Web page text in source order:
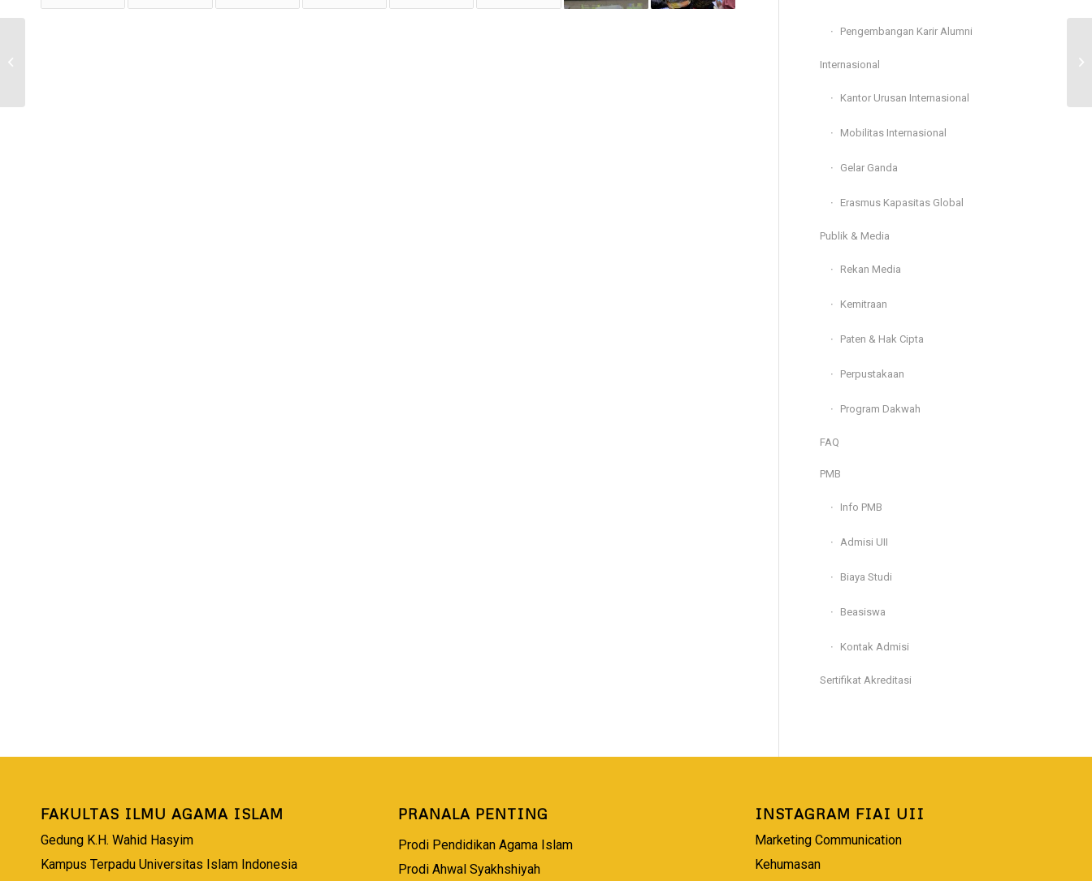
Pengembangan Karir Alumni
Internasional
Kantor Urusan Internasional
Mobilitas Internasional
Gelar Ganda
Erasmus Kapasitas Global
Publik & Media
Rekan Media
Kemitraan
Paten & Hak Cipta
Perpustakaan
Program Dakwah
FAQ
PMB
Info PMB
Admisi UII
Biaya Studi
Beasiswa
Kontak Admisi
Sertifikat Akreditasi
FAKULTAS ILMU AGAMA ISLAM
Gedung K.H. Wahid Hasyim
Kampus Terpadu Universitas Islam Indonesia
PRANALA PENTING
Prodi Pendidikan Agama Islam
Prodi Ahwal Syakhshiyah
INSTAGRAM FIAI UII
Marketing Communication
Kehumasan